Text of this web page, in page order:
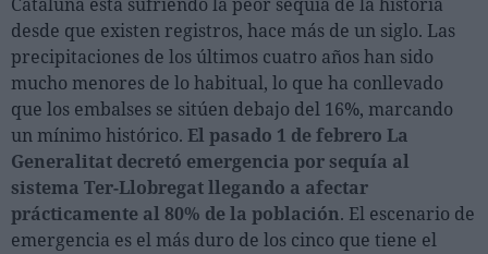
Innovación
Ciencia y tecnología
Digitalización
Sostenibilidad
Personas
Moda y Lujo
desde que existen registros, hace más de un siglo. Las
precipitaciones de los últimos cuatro años han sido
mucho menores de lo habitual, lo que ha conllevado
que los embalses se sitúen debajo del 16%, marcando
un mínimo histórico. El pasado 1 de febrero La
Generalitat decretó emergencia por sequía al
sistema Ter-Llobregat llegando a afectar
prácticamente al 80% de la población. El escenario de
emergencia es el más duro de los cinco que tiene el